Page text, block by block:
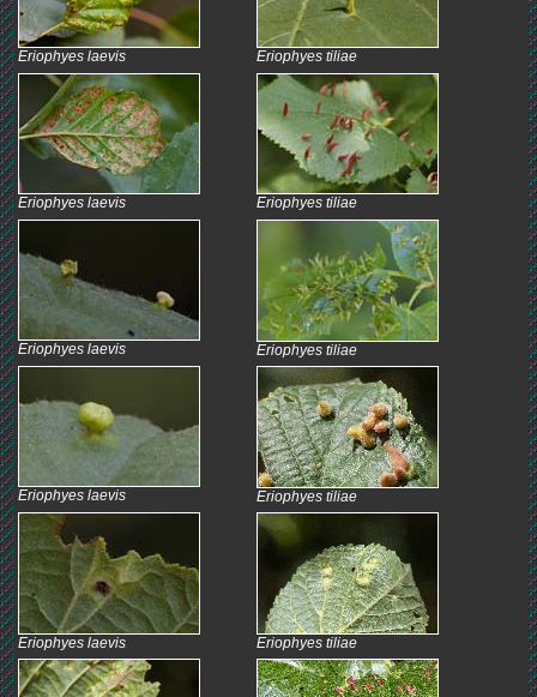
Eriophyes laevis
Eriophyes laevis
Eriophyes laevis
Eriophyes laevis
Eriophyes laevis
Eriophyes tiliae
Eriophyes tiliae
Eriophyes tiliae
Eriophyes tiliae
Eriophyes tiliae